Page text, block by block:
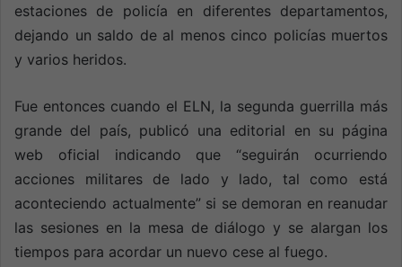
estaciones de policía en diferentes departamentos,
dejando un saldo de al menos cinco policías muertos
y varios heridos.
Fue entonces cuando el ELN, la segunda guerrilla más
grande del país, publicó una editorial en su página
web oficial indicando que “seguirán ocurriendo
acciones militares de lado y lado, tal como está
aconteciendo actualmente” si se demoran en reanudar
las sesiones en la mesa de diálogo y se alargan los
tiempos para acordar un nuevo cese al fuego.